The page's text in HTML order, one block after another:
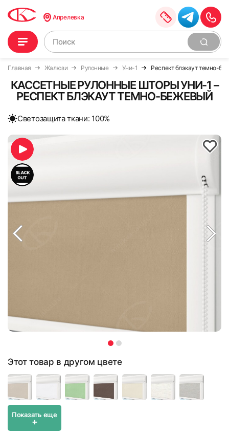
Апрелевка
Главная Жалюзи Рулонные Уни-1 Респект блэкаут темно-
КАССЕТНЫЕ РУЛОННЫЕ ШТОРЫ УНИ-1 –
РЕСПЕКТ БЛЭКАУТ ТЕМНО-БЕЖЕВЫЙ
Cветозащита ткани: 100%
Этот товар в другом цвете
Показать еще
+